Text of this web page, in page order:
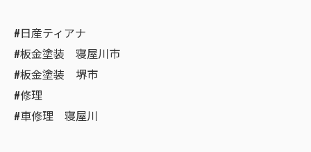
#日産ティアナ
#板金塗装 寝屋川市
#板金塗装 堺市
#修理
#車修理 寝屋川